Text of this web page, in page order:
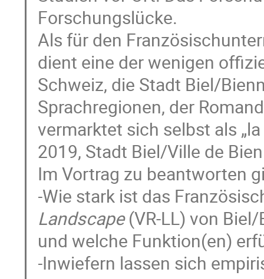
Forschungslücke.
Als für den
dient eine der wenigen
Schweiz, die Stadt Biel/
Sprachregionen, der
vermarktet sich selbst als
2019, Stadt Biel/Ville de
Im Vortrag zu beantworten
-Wie stark ist das
Landscape(VR-LL) von
und welche Funktion(en)
-Inwiefern lassen sich